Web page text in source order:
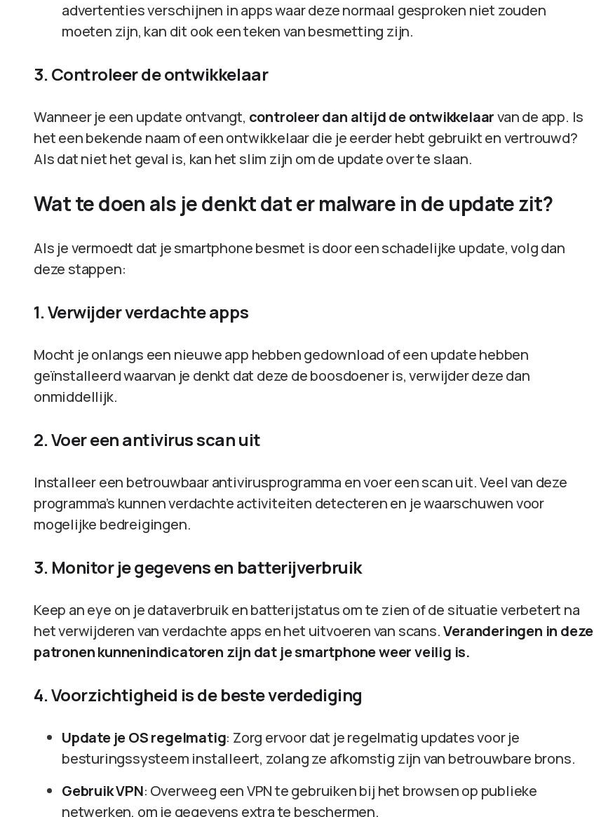
advertenties verschijnen in apps waar deze normaal gesproken niet zouden
moeten zijn, kan dit ook een teken van besmetting zijn.
3. Controleer de ontwikkelaar
Wanneer je een update ontvangt, controleer dan altijd de ontwikkelaarvan de app. Is
het een bekende naam of een ontwikkelaar die je eerder hebt gebruikt en vertrouwd?
Als dat niet het geval is, kan het slim zijn om de update over te slaan.
Wat te doen als je denkt dat er malware in de update zit?
Als je vermoedt dat je smartphone besmet is door een schadelijke update, volg dan
deze stappen:
1. Verwijder verdachte apps
Mocht je onlangs een nieuwe app hebben gedownload of een update hebben
geïnstalleerd waarvan je denkt dat deze de boosdoener is, verwijder deze dan
onmiddellijk.
2. Voer een antivirus scan uit
Installeer een betrouwbaar antivirusprogramma en voer een scan uit. Veel van deze
programma’s kunnen verdachte activiteiten detecteren en je waarschuwen voor
mogelijke bedreigingen.
3. Monitor je gegevens en batterijverbruik
Keep an eye on je dataverbruik en batterijstatus om te zien of de situatie verbetert na
het verwijderen van verdachte apps en het uitvoeren van scans.Veranderingen in deze
patronen kunnenindicatoren zijn dat je smartphone weer veilig is.
4. Voorzichtigheid is de beste verdediging
Update je OS regelmatig: Zorg ervoor dat je regelmatig updates voor je
besturingssysteem installeert, zolang ze afkomstig zijn van betrouwbare brons.
Gebruik VPN: Overweeg een VPN te gebruiken bij het browsen op publieke
netwerken, om je gegevens extra te beschermen.